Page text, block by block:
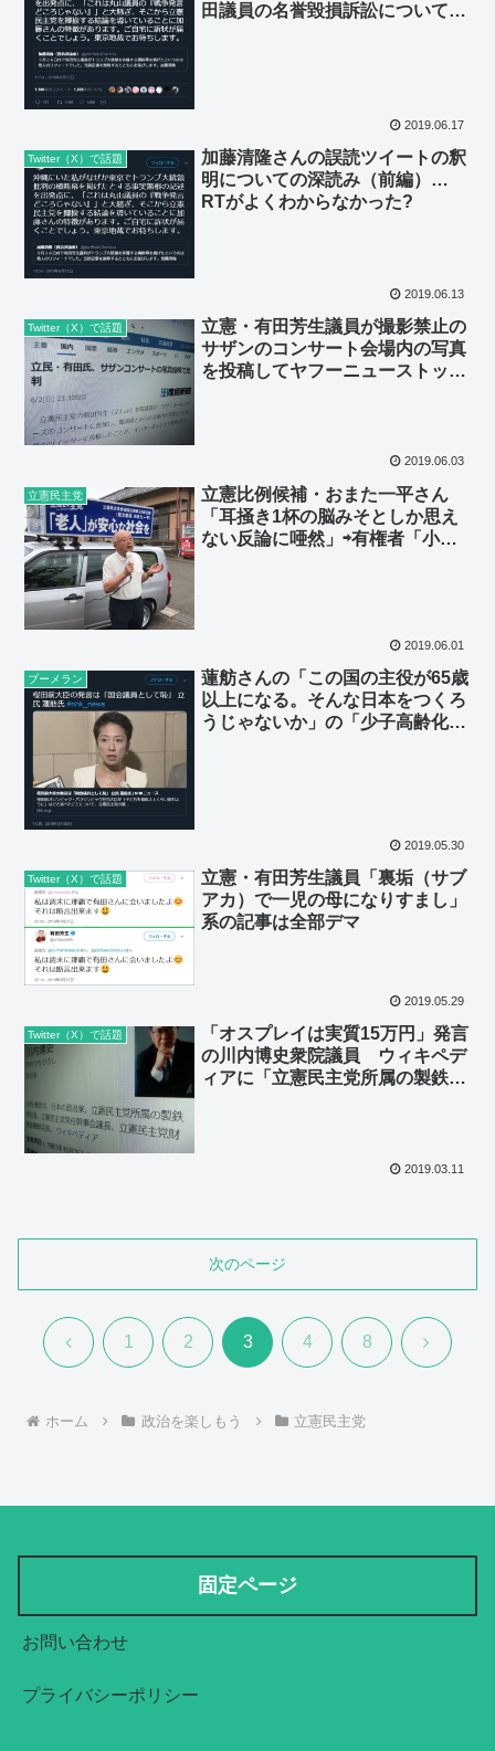
田議員の名誉毀損訴訟についての
2019.06.17
Twitter（X）で話題
加藤清隆さんの誤読ツイートの釈
明についての深読み（前編）…
RTがよくわからなかった?
2019.06.13
Twitter（X）で話題
立憲・有田芳生議員が撮影禁止の
サザンのコンサート会場内の写真
を投稿してヤフーニューストップ
2019.06.03
立憲民主党
立憲比例候補・おまた一平さん
「耳掻き1杯の脳みそとしか思え
ない反論に唖然」⇨有権者「小俣
2019.06.01
ブーメラン
蓮舫さんの「この国の主役が65歳
以上になる。そんな日本をつくろ
うじゃないか」の「少子高齢化推
2019.05.30
Twitter（X）で話題
立憲・有田芳生議員「裏垢（サブ
アカ）で一児の母になりすまし」
系の記事は全部デマ
2019.05.29
Twitter（X）で話題
「オスプレイは実質15万円」発言
の川内博史衆院議員 ウィキペデ
ィアに「立憲民主党所属の製鉄所
2019.03.11
次のページ
前 1 2 3 4 8 次
ホーム 政治を楽しもう 立憲民主党
固定ページ
お問い合わせ
プライバシーポリシー